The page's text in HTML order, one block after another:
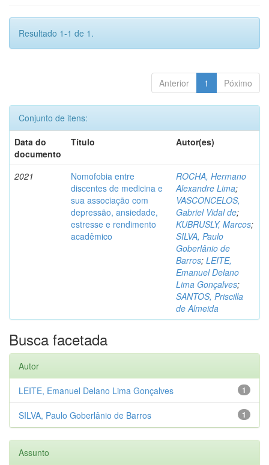
Resultado 1-1 de 1.
Anterior 1 Póximo
Conjunto de itens:
Data do
documento
Título Autor(es)
2021
Nomofobia entre
discentes de medicina e
sua associação com
depressão, ansiedade,
estresse e rendimento
acadêmico
ROCHA, Hermano
Alexandre Lima;
VASCONCELOS,
Gabriel Vidal de;
KUBRUSLY, Marcos;
SILVA, Paulo
Goberlânio de
Barros; LEITE,
Emanuel Delano
Lima Gonçalves;
SANTOS, Priscilla
de Almeida
Busca facetada
Autor
1
LEITE, Emanuel Delano Lima Gonçalves
1
SILVA, Paulo Goberlânio de Barros
Assunto